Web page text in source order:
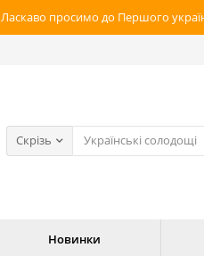
Ласкаво просимо до Першого
Скрізь
Новинки